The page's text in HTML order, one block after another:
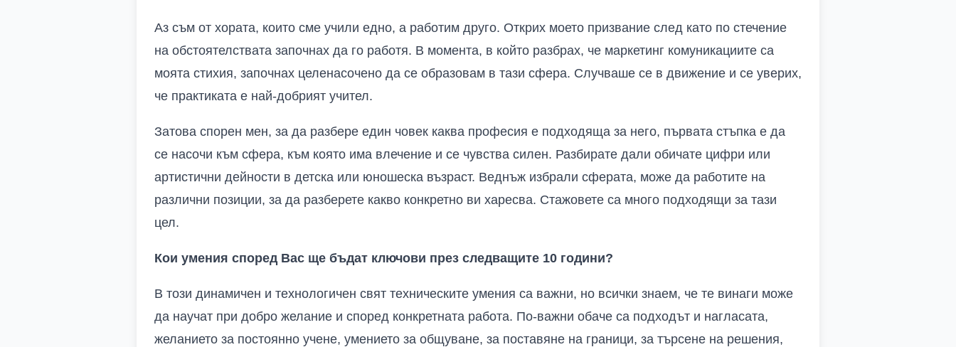
Аз съм от хората, които сме учили едно, а работим друго. Открих моето призвание след като по стечение
на обстоятелствата започнах да го работя. В момента, в който разбрах, че маркетинг комуникациите са
моята стихия, започнах целенасочено да се образовам в тази сфера. Случваше се в движение и се уверих,
че практиката е най-добрият учител.
Затова спорен мен, за да разбере един човек каква професия е подходяща за него, първата стъпка е да
се насочи към сфера, към която има влечение и се чувства силен. Разбирате дали обичате цифри или
артистични дейности в детска или юношеска възраст. Веднъж избрали сферата, може да работите на
различни позиции, за да разберете какво конкретно ви харесва. Стажовете са много подходящи за тази
цел.
Кои умения според Вас ще бъдат ключови през следващите 10 години?
В този динамичен и технологичен свят техническите умения са важни, но всички знаем, че те винаги може
да научат при добро желание и според конкретната работа. По-важни обаче са подходът и нагласата,
желанието за постоянно учене, умението за общуване, за поставяне на граници, за търсене на решения,